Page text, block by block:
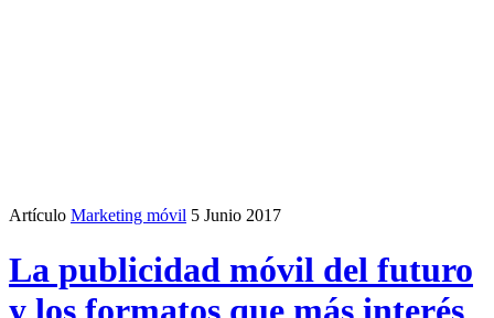
Artículo Marketing móvil 5 Junio 2017
La publicidad móvil del futuro
y los formatos que más interés